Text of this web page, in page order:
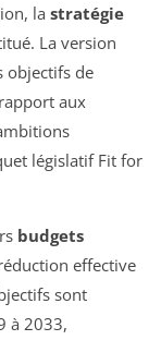
la stratégie
La version
objectifs de
aux
législatif Fit for
budgets
effective
sont
à 2033,